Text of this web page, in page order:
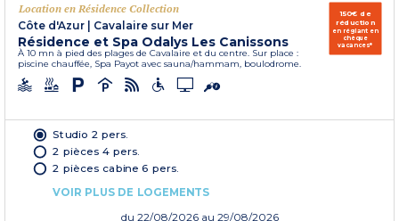
Location en Résidence Collection
Côte d'Azur | Cavalaire sur Mer
Résidence et Spa Odalys Les Canissons
À 10 mn à pied des plages de Cavalaire et du centre. Sur place :
piscine chauffée, Spa Payot avec sauna/hammam, boulodrome.
150€ de
réduction
en réglant en
chèque
vacances*
Studio 2 pers.
2 pièces 4 pers.
2 pièces cabine 6 pers.
VOIR PLUS DE LOGEMENTS
du 22/08/2026 au 29/08/2026